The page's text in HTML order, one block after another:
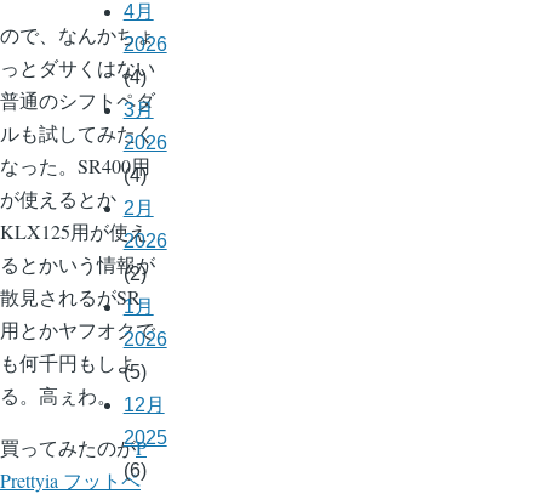
ので、なんかちょ
っとダサくはない
普通のシフトペダ
ルも試してみたく
なった。SR400用
が使えるとか
KLX125用が使え
るとかいう情報が
散見されるがSR
用とかヤフオクで
も何千円もしよ
る。高ぇわ。
買ってみたのがP
Prettyia フットペ
4月
2026
(4)
3月
2026
(4)
2月
2026
(2)
1月
2026
(5)
12月
2025
(6)